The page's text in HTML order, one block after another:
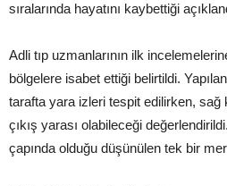
sıralarında hayatını kaybettiği
Adli tıp uzmanlarının ilk
bölgelere isabet ettiği belirtildi.
tarafta yara izleri tespit edilirken, sağ
çıkış yarası olabileceği
çapında olduğu düşünülen tek bir